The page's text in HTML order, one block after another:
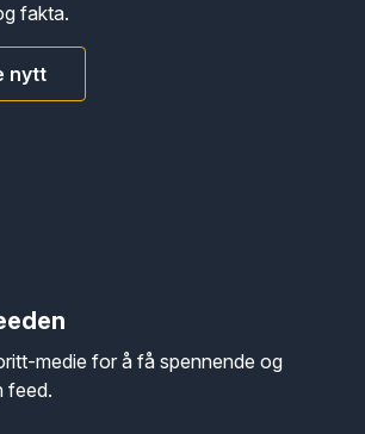
fakta.
nytt
medie for å få spennende og
feed.